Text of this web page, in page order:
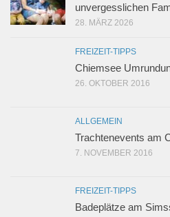
unvergesslichen
28. MÄRZ 2026
FREIZEIT-TIPPS
Chiemsee
26. OKTOBER 2016
ALLGEMEIN
Trachtenevents am
7. NOVEMBER 2016
FREIZEIT-TIPPS
Badeplätze am